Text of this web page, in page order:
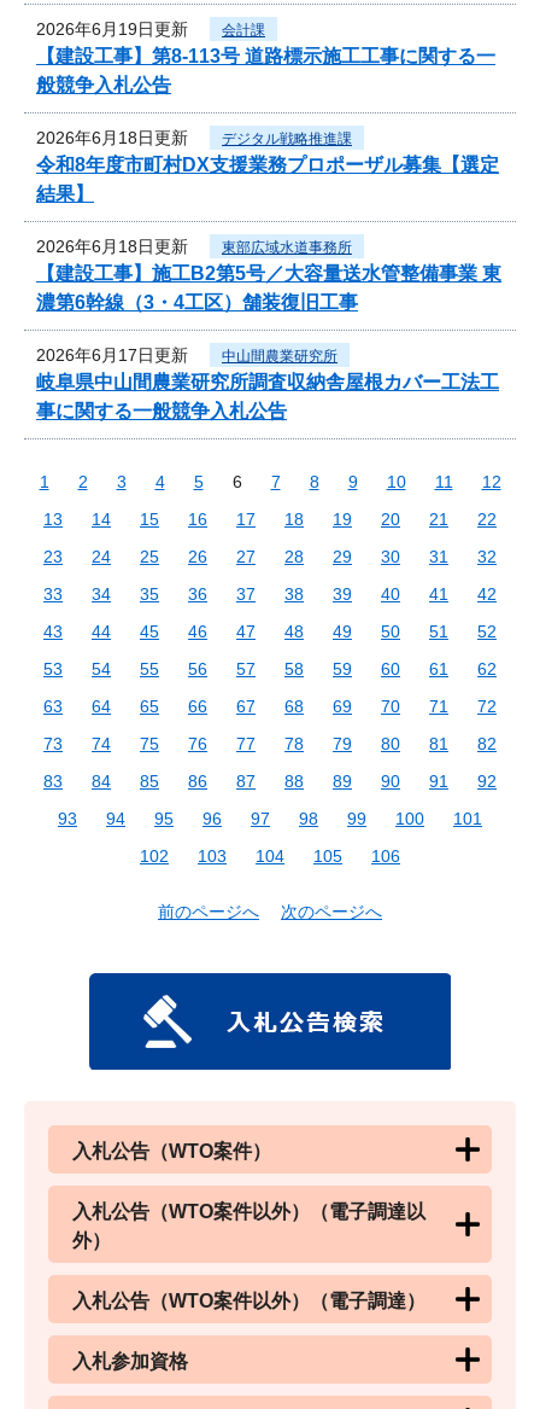
2026年6月19日更新 会計課
【建設工事】第8-113号 道路標示施工工事に関する一
般競争入札公告
2026年6月18日更新 デジタル戦略推進課
令和8年度市町村DX支援業務プロポーザル募集【選定
結果】
2026年6月18日更新 東部広域水道事務所
【建設工事】施工B2第5号／大容量送水管整備事業 東
濃第6幹線（3・4工区）舗装復旧工事
2026年6月17日更新 中山間農業研究所
岐阜県中山間農業研究所調査収納舎屋根カバー工法工
事に関する一般競争入札公告
1 2 3 4 5 6 7 8 9 10 11
12
13
14 15 16 17 18 19 20 21
22
23
24 25 26 27 28 29 30 31
32
33
34 35 36 37 38 39 40 41
42
43
44 45 46 47 48 49 50 51
52
53
54 55 56 57 58 59 60 61
62
63
64 65 66 67 68 69 70 71
72
73
74 75 76 77 78 79 80 81
82
83
84 85 86 87 88 89 90 91
92
93
94 95 96 97 98 99 100
101
102
103 104 105 106
前のページへ 次のページへ
入札公告（WTO案件）
入札公告（WTO案件以外）（電子調達以
外）
入札公告（WTO案件以外）（電子調達）
入札参加資格